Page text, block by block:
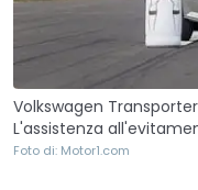
Volkswagen
L'assistenza
Foto di: Motor1.com